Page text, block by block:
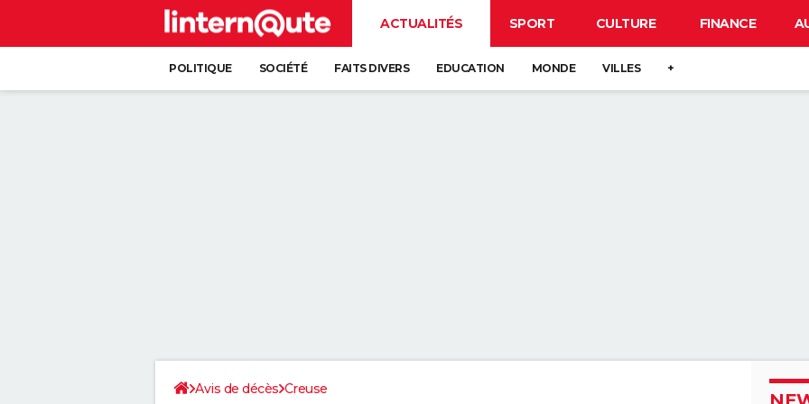
ACTUALITÉS SPORT CULTURE FINANCE
POLITIQUE SOCIÉTÉ FAITS DIVERS EDUCATION MONDE VILLES +
Avis de décès Creuse